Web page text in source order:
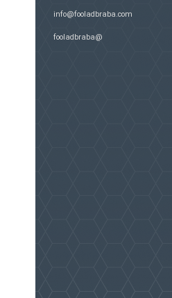
info@fooladbraba.com
@fooladbraba